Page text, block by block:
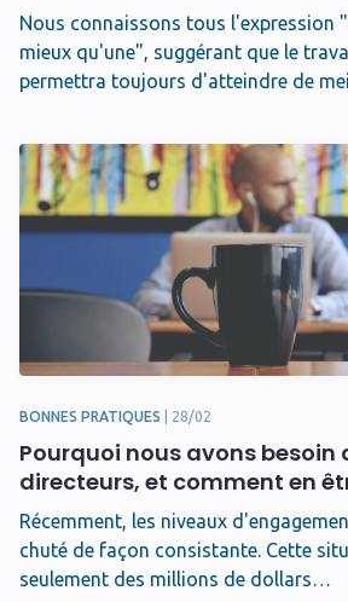
Nous connaissons tous l'expression
mieux qu'une", suggérant que le
permettra toujours d'atteindre de
BONNES PRATIQUES 28/02
Pourquoi nous avons besoin
directeurs, et comment en
Récemment, les niveaux
chuté de façon consistante. Cette
seulement des millions de dollars…